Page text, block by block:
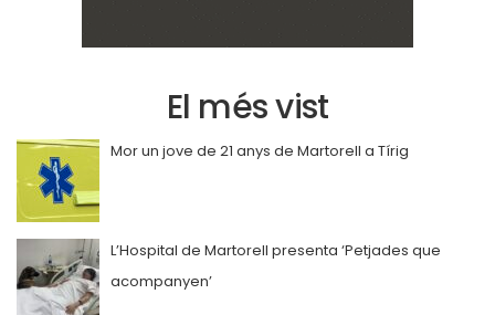
El més vist
Mor un jove de 21 anys de Martorell a Tírig
L’Hospital de Martorell presenta ‘Petjades que
acompanyen’